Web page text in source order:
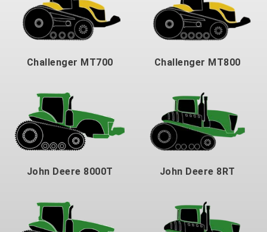
Challenger MT700 Challenger MT800
John Deere 8000T John Deere 8RT